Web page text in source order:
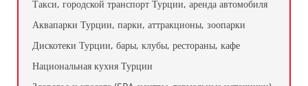
Такси, городской транспорт Турции, аренда автомобиля
Аквапарки Турции, парки, аттракционы, зоопарки
Дискотеки Турции, бары, клубы, рестораны, кафе
Национальная кухня Турции